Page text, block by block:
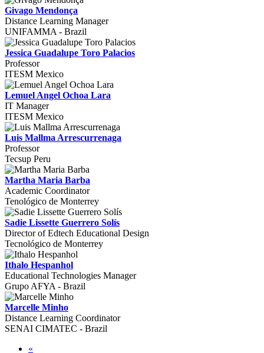
Givago Mendonça
Distance Learning Manager
UNIFAMMA - Brazil
Jessica Guadalupe Toro Palacios
Professor
ITESM Mexico
Lemuel Angel Ochoa Lara
IT Manager
ITESM Mexico
Luis Mallma Arrescurrenaga
Professor
Tecsup Peru
Martha Maria Barba
Academic Coordinator
Tenológico de Monterrey
Sadie Lissette Guerrero Solís
Director of Edtech Educational Design
Tecnológico de Monterrey
Ithalo Hespanhol
Educational Technologies Manager
Grupo AFYA - Brazil
Marcelle Minho
Distance Learning Coordinator
SENAI CIMATEC - Brazil
«